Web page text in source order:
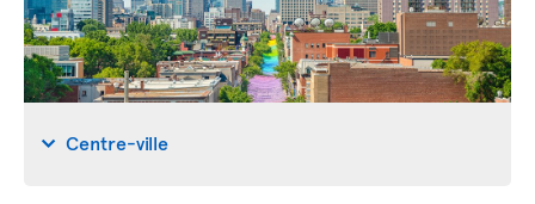
Centre-ville